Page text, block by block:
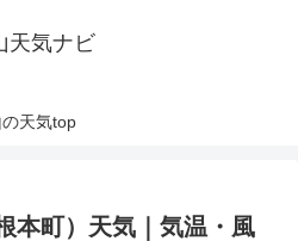
天気ナビ
の天気top
本町）天気｜気温・風